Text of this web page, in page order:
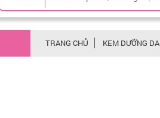
TRANG CHỦ KEM DƯỠNG DA